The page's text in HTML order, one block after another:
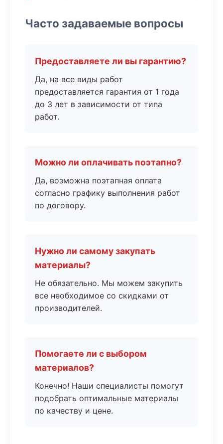
Часто задаваемые вопросы
Предоставляете ли вы гарантию?
Да, на все виды работ
предоставляется гарантия от 1 года
до 3 лет в зависимости от типа
работ.
Можно ли оплачивать поэтапно?
Да, возможна поэтапная оплата
согласно графику выполнения работ
по договору.
Нужно ли самому закупать
материалы?
Не обязательно. Мы можем закупить
все необходимое со скидками от
производителей.
Помогаете ли с выбором
материалов?
Конечно! Наши специалисты помогут
подобрать оптимальные материалы
по качеству и цене.